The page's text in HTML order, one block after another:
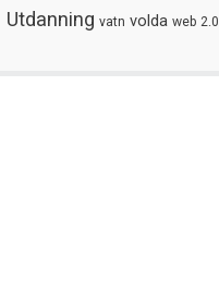
Utdanning vatn volda web 2.0